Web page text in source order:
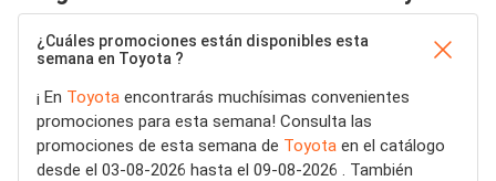
¿Cuáles promociones están disponibles esta
semana en Toyota ?
¡ En Toyota encontrarás muchísimas convenientes
promociones para esta semana! Consulta las
promociones de esta semana de Toyota en el catálogo
desde el 03-08-2026 hasta el 09-08-2026 . También